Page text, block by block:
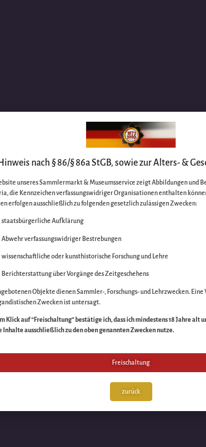
die
Sache –
nach § 86/§ 86a StGB, sowie zur Alters- &
unseres Sammlermarkt & Museumsservice zeigt Abbildungen und
die Kennzeichen verfassungswidriger Organisationen enthalten
erfolgen ausschließlich zu folgenden gesetzlich zulässigen Zwecken:
staatsbürgerliche Aufklärung
Abwehr verfassungswidriger Bestrebungen
wissenschaftliche oder kunsthistorische Forschung und Lehre
Berichterstattung über Vorgänge des Zeitgeschehens
Objekte dienen Sammler-, Forschungs- und Lehrzwecken. Eine
Zwecken ist untersagt.
Klick auf “Freischaltung” bestätige ich, dass ich mindestens 18 Jahre alt
Inhalte ausschließlich zu den oben genannten Zwecken nutze.
Freischaltung
zurück